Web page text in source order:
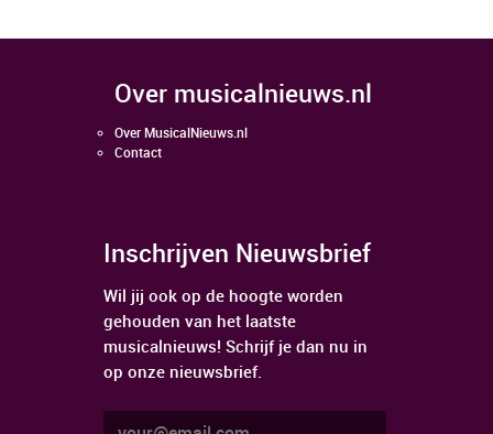
over musicalnieuws.nl
Over MusicalNieuws.nl
Contact
Inschrijven Nieuwsbrief
Wil jij ook op de hoogte worden
gehouden van het laatste
musicalnieuws! Schrijf je dan nu in
op onze nieuwsbrief.